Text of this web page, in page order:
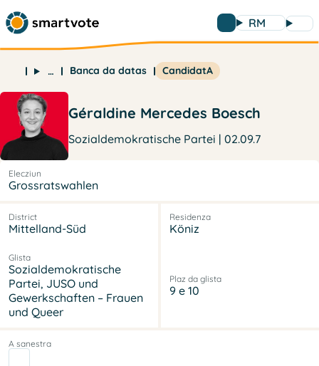
RM
… Banca da datas CandidatA
Géraldine Mercedes Boesch
Sozialdemokratische Partei | 02.09.7
Elecziun
Grossratswahlen
District
Mittelland-Süd
Residenza
Köniz
Glista
Sozialdemokratische
Partei, JUSO und
Gewerkschaften – Frauen
und Queer
Plaz da glista
9 e 10
A sanestra